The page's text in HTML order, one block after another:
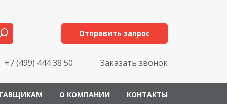
Отправить запрос
+7 (499) 444 38 50 Заказать звонок
О КОМПАНИИ КОНТАКТЫ